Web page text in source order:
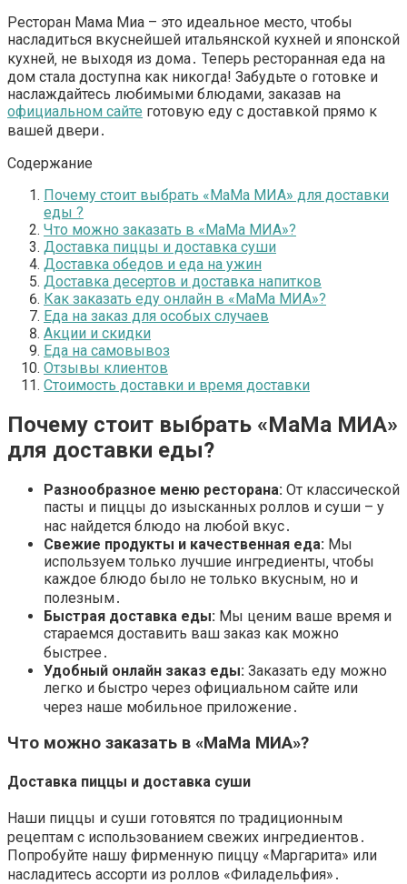
Ресторан Мама Миа – это идеальное место‚ чтобы
насладиться вкуснейшей итальянской кухней и японской
кухней‚ не выходя из дома․ Теперь ресторанная еда на
дом стала доступна как никогда! Забудьте о готовке и
наслаждайтесь любимыми блюдами‚ заказав на
официальном сайте готовую еду с доставкой прямо к
вашей двери․
Содержание
Почему стоит выбрать «МаМа МИА» для доставки
еды ?
Что можно заказать в «МаМа МИА»?
Доставка пиццы и доставка суши
Доставка обедов и еда на ужин
Доставка десертов и доставка напитков
Как заказать еду онлайн в «МаМа МИА»?
Еда на заказ для особых случаев
Акции и скидки
Еда на самовывоз
Отзывы клиентов
Стоимость доставки и время доставки
Почему стоит выбрать «МаМа МИА»
для доставки еды?
Разнообразное меню ресторана: От классической
пасты и пиццы до изысканных роллов и суши – у
нас найдется блюдо на любой вкус․
Свежие продукты и качественная еда: Мы
используем только лучшие ингредиенты‚ чтобы
каждое блюдо было не только вкусным‚ но и
полезным․
Быстрая доставка еды: Мы ценим ваше время и
стараемся доставить ваш заказ как можно
быстрее․
Удобный онлайн заказ еды: Заказать еду можно
легко и быстро через официальном сайте или
через наше мобильное приложение ․
Что можно заказать в «МаМа МИА»?
Доставка пиццы и доставка суши
Наши пиццы и суши готовятся по традиционным
рецептам с использованием свежих ингредиентов․
Попробуйте нашу фирменную пиццу «Маргарита» или
насладитесь ассорти из роллов «Филадельфия»․